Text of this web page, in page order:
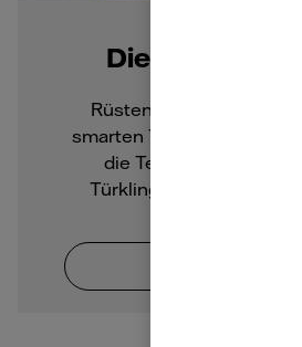
Die smarte
Rüsten Sie Ihr Smart
smarten Türklingel aus.
die Technologie der
Türklingel mit modernen